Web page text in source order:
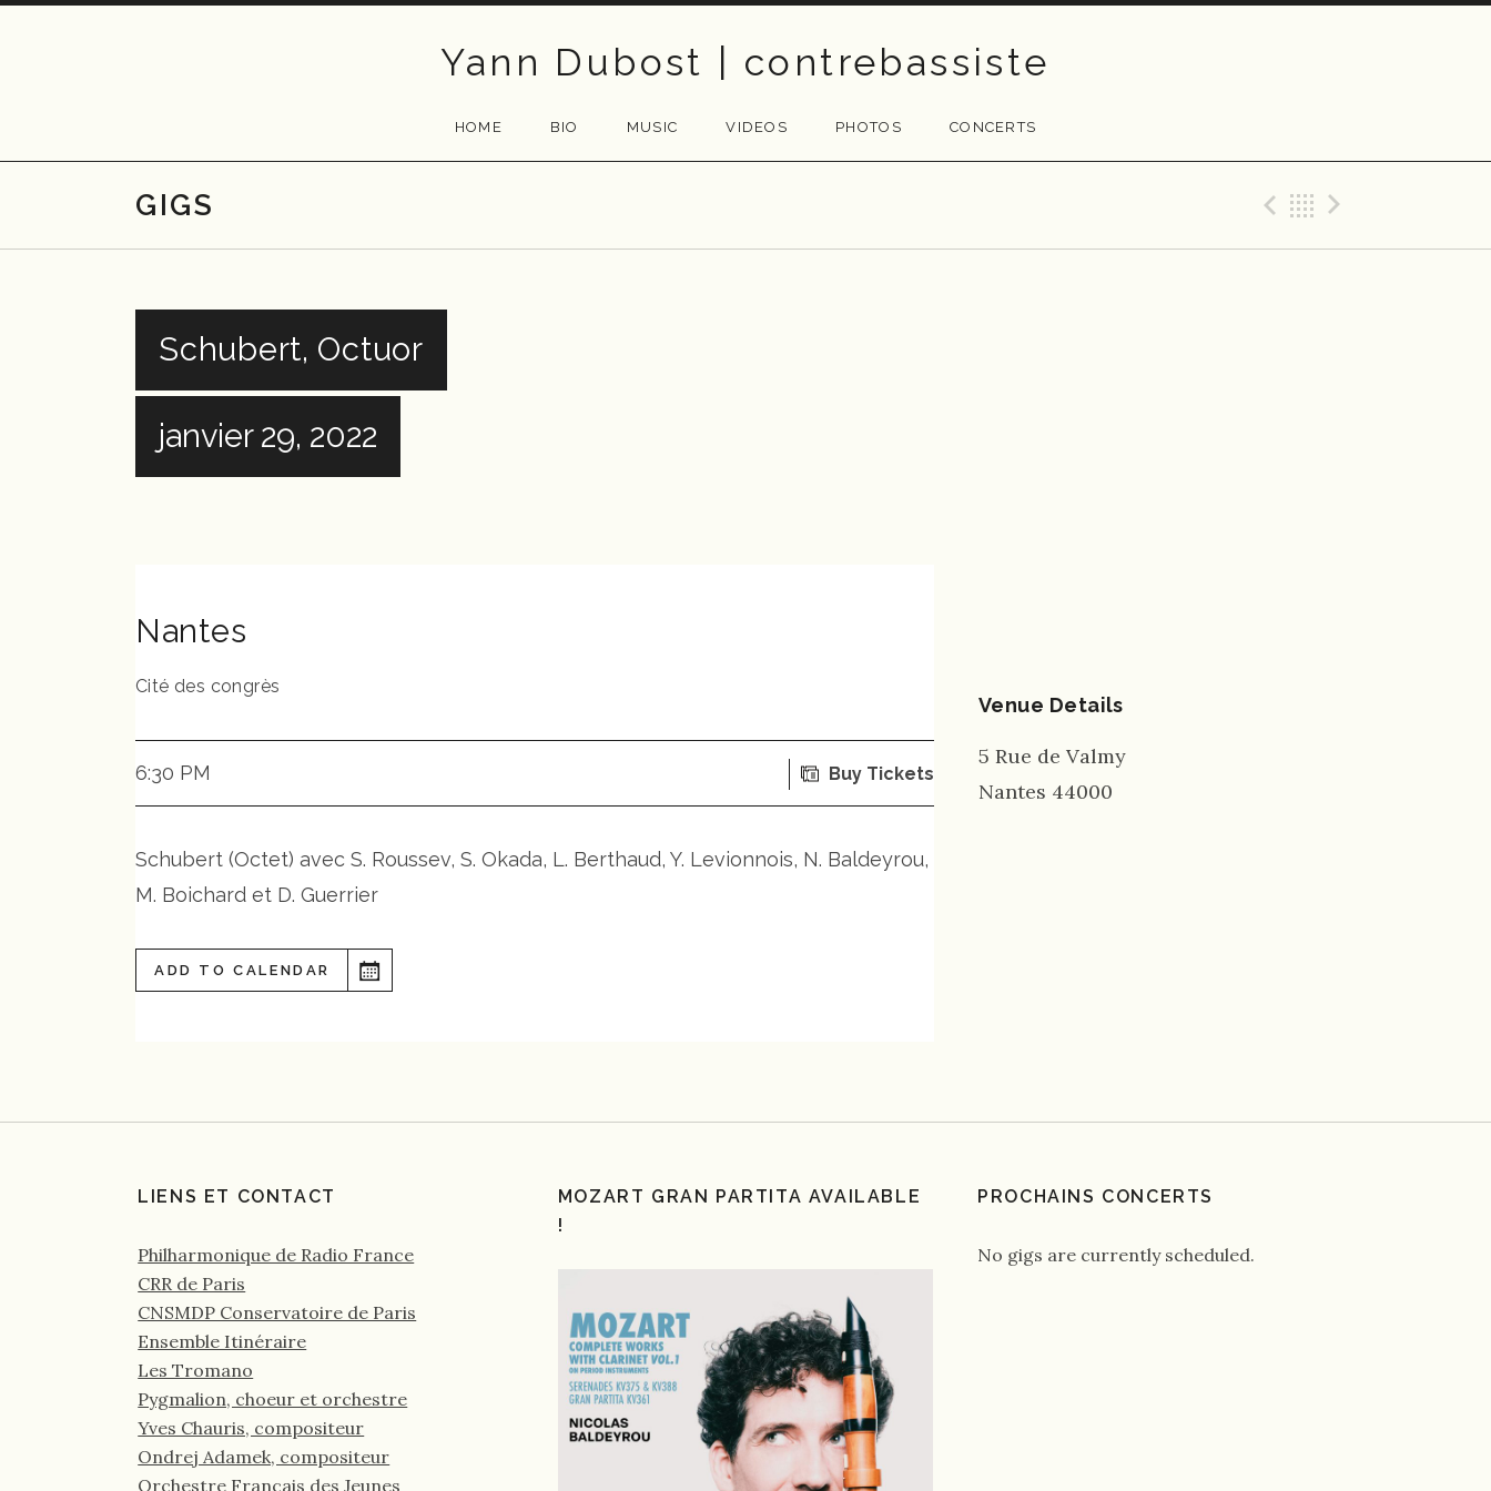
Yann Dubost | contrebassiste
HOME BIO MUSIC VIDEOS PHOTOS CONCERTS
GIGS Previous Gig
Back
Schubert, Octuor
janvier 29, 2022
Nantes
Cité des congrès
6:30 PM Buy Tickets
Schubert (Octet) avec S. Roussev, S. Okada, L. Berthaud, Y. Levionnois, N. Baldeyrou,
M. Boichard et D. Guerrier
ADD TO CALENDAR
Venue Details
5 Rue de Valmy
Nantes 44000
LIENS ET CONTACT
Philharmonique de Radio France
CRR de Paris
CNSMDP Conservatoire de Paris
Ensemble Itinéraire
Les Tromano
Pygmalion, choeur et orchestre
Yves Chauris, compositeur
Ondrej Adamek, compositeur
Orchestre Français des Jeunes
MOZART GRAN PARTITA AVAILABLE
!
PROCHAINS CONCERTS
No gigs are currently scheduled.